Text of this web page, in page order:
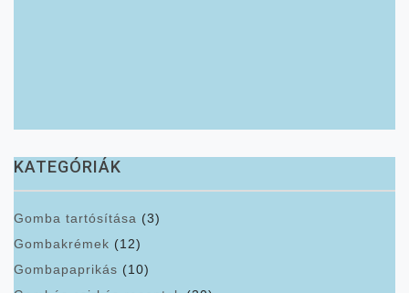
KATEGÓRIÁK
Gomba tartósítása (3)
Gombakrémek (12)
Gombapaprikás (10)